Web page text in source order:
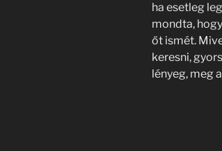
ha esetleg
mondta,
őt ismét.
keresni,
lényeg, meg